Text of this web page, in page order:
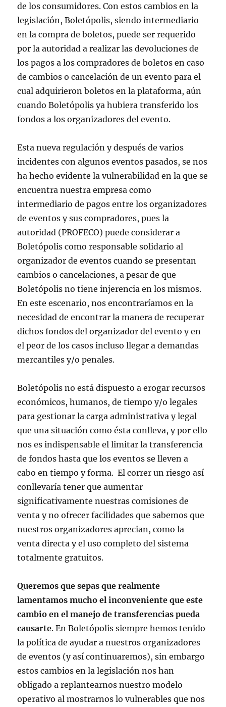
de los consumidores.Con estos cambios en la
legislación, Boletópolis, siendo intermediario
en la compra de boletos, puede ser requerido
por la autoridad a realizar las devoluciones de
los pagos a los compradores de boletos en caso
de cambios o cancelación de un evento para el
cual adquirieron boletos en la plataforma, aún
cuando Boletópolis ya hubiera transferido los
fondos a los organizadores del evento.
Esta nueva regulación y después de varios
incidentes con algunos eventos pasados, se nos
ha hecho evidente la vulnerabilidad en la que se
encuentra nuestra empresa como
intermediario de pagos entre los organizadores
de eventos y sus compradores, pues la
autoridad (PROFECO) puede considerar a
Boletópolis como responsable solidario al
organizador de eventos cuando se presentan
cambios o cancelaciones, a pesar de que
Boletópolis no tiene injerencia en los mismos.
En este escenario, nos encontraríamos en la
necesidad de encontrar la manera de recuperar
dichos fondos del organizador del evento y en
el peor de los casos incluso llegar a demandas
mercantiles y/o penales.
Boletópolis no está dispuesto a erogar recursos
económicos, humanos, de tiempo y/o legales
para gestionar la carga administrativa y legal
que una situación como ésta conlleva, y por ello
nos es indispensable el limitar la transferencia
de fondos hasta que los eventos se lleven a
cabo en tiempo y forma. El correr un riesgo así
conllevaría tener que aumentar
significativamente nuestras comisiones de
venta y no ofrecer facilidades que sabemos que
nuestros organizadores aprecian, como la
venta directa y el uso completo del sistema
totalmente gratuitos.
Queremos que sepas que realmente
lamentamos mucho el inconveniente que este
cambio en el manejo de transferencias pueda
causarte.En Boletópolis siempre hemos tenido
la política de ayudar a nuestros organizadores
de eventos (y así continuaremos), sin embargo
estos cambios en la legislación nos han
obligado a replantearnos nuestro modelo
operativo al mostrarnos lo vulnerables que nos